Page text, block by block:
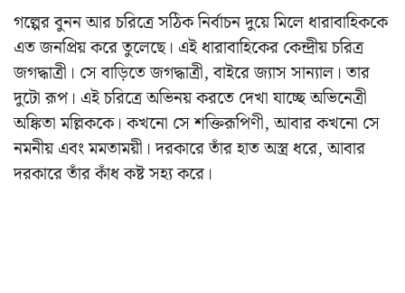
গল্পের বুনন আর চরিত্রে সঠিক নির্বাচন দুয়ে মিলে ধারাবাহিককে
এত জনপ্রিয় করে তুলেছে। এই ধারাবাহিকের কেন্দ্রীয় চরিত্র
জগদ্ধাত্রী। সে বাড়িতে জগদ্ধাত্রী, বাইরে জ্যাস সান্যাল। তার
দুটো রূপ। এই চরিত্রে অভিনয় করতে দেখা যাচ্ছে অভিনেত্রী
অঙ্কিতা মল্লিককে। কখনো সে শক্তিরূপিণী, আবার কখনো সে
নমনীয় এবং মমতাময়ী। দরকারে তাঁর হাত অস্ত্র ধরে, আবার
দরকারে তাঁর কাঁধ কষ্ট সহ্য করে।